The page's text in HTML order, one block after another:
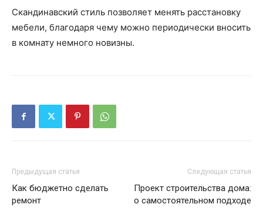
Скандинавский стиль позволяет менять расстановку
мебели, благодаря чему можно периодически вносить
в комнату немного новизны.
Предыдущая статья
Как бюджетно сделать
ремонт
Следующая статья
Проект строительства дома:
о самостоятельном подходе